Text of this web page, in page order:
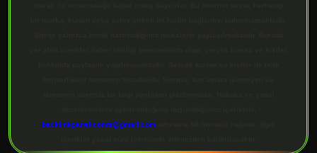
backlinkpanelicomtr@gmail.com